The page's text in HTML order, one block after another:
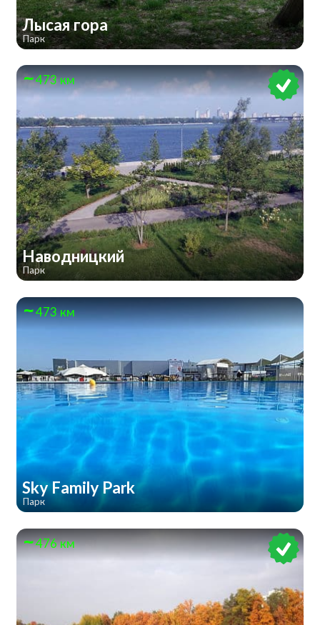
Лысая гора
Парк
473 км
Наводницкий
Парк
473 км
Sky Family Park
Парк
476 км